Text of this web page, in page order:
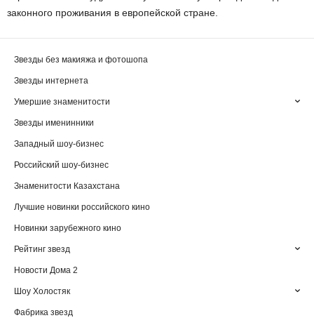
законного проживания в европейской стране.
Звезды без макияжа и фотошопа
Звезды интернета
Умершие знаменитости
Звезды именинники
Западный шоу-бизнес
Российский шоу-бизнес
Знаменитости Казахстана
Лучшие новинки российского кино
Новинки зарубежного кино
Рейтинг звезд
Новости Дома 2
Шоу Холостяк
Фабрика звезд